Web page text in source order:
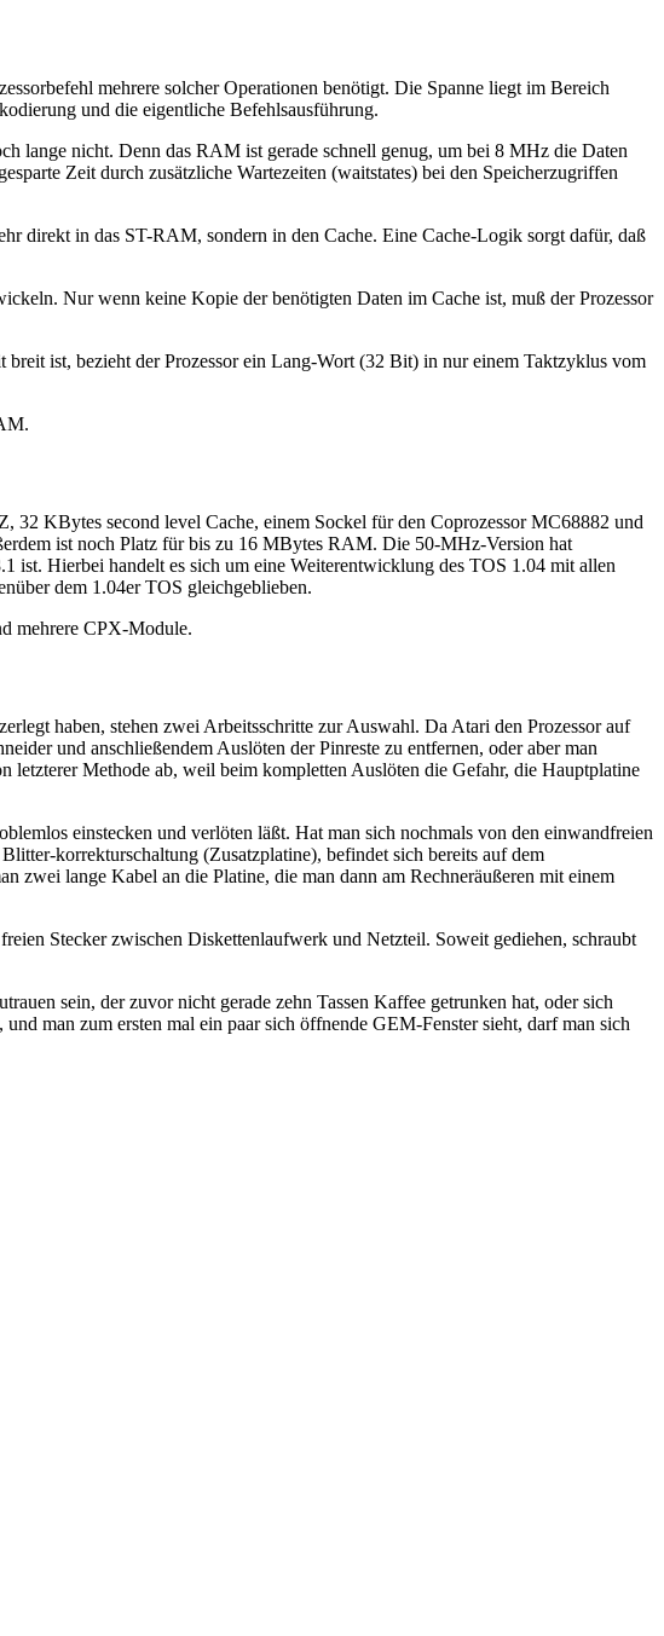
mehrere solcher Operationen benötigt. Die Spanne liegt im Bereich
und die eigentliche Befehlsausführung.
lange nicht. Denn das RAM ist gerade schnell genug, um bei 8 MHz die Daten
Zeit durch zusätzliche Wartezeiten (waitstates) bei den Speicherzugriffen
direkt in das ST-RAM, sondern in den Cache. Eine Cache-Logik sorgt dafür, daß
Nur wenn keine Kopie der benötigten Daten im Cache ist, muß der Prozessor
ist, bezieht der Prozessor ein Lang-Wort (32 Bit) in nur einem Taktzyklus vom
KBytes second level Cache, einem Sockel für den Coprozessor MC68882 und
ist noch Platz für bis zu 16 MBytes RAM. Die 50-MHz-Version hat
ist. Hierbei handelt es sich um eine Weiterentwicklung des TOS 1.04 mit allen
dem 1.04er TOS gleichgeblieben.
mehrere CPX-Module.
haben, stehen zwei Arbeitsschritte zur Auswahl. Da Atari den Prozessor auf
und anschließendem Auslöten der Pinreste zu entfernen, oder aber man
letzterer Methode ab, weil beim kompletten Auslöten die Gefahr, die Hauptplatine
einstecken und verlöten läßt. Hat man sich nochmals von den einwandfreien
korrekturschaltung (Zusatzplatine), befindet sich bereits auf dem
zwei lange Kabel an die Platine, die man dann am Rechneräußeren mit einem
Stecker zwischen Diskettenlaufwerk und Netzteil. Soweit gediehen, schraubt
sein, der zuvor nicht gerade zehn Tassen Kaffee getrunken hat, oder sich
man zum ersten mal ein paar sich öffnende GEM-Fenster sieht, darf man sich